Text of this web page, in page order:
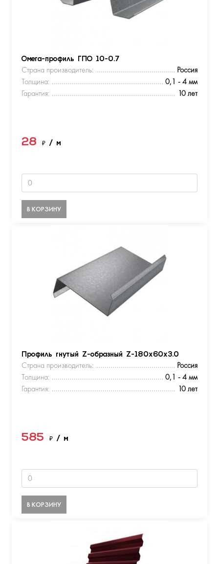
Омега-профиль ГПО 10-0.7
Страна производитель:
Россия
Толщина:
0,1 - 4 мм
Гарантия:
10 лет
28 ₽ / м
В КОРЗИНУ
Профиль гнутый Z-образный Z-180х60х3.0
Страна производитель:
Россия
Толщина:
0,1 - 4 мм
Гарантия:
10 лет
585 ₽ / м
В КОРЗИНУ